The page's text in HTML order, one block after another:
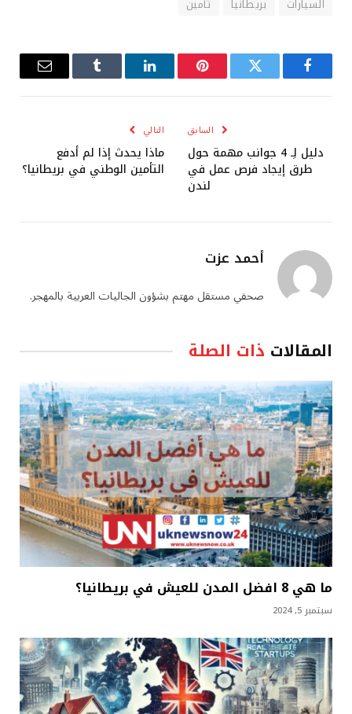
السيارات بريطانيا تأمين
فيسبوك تويتر بينتيريستلينكدإن Tumblr
البريد
السابق
دليل لِـ 4 جوانب مهمة حول
طرق إيجاد فرص عمل في
لندن
التالي
ماذا يحدث إذا لم أدفع
التأمين الوطني في بريطانيا؟
أحمد عزت
صحفي مستقل مهتم بشؤون الجاليات العربية بالمهجر.
المقالات ذات الصلة
ما هي 8 افضل المدن للعيش في بريطانيا؟
سبتمبر 5, 2024